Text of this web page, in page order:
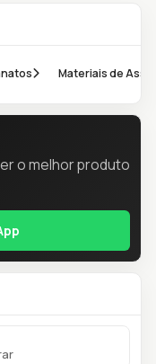
Materiais de
o melhor produto